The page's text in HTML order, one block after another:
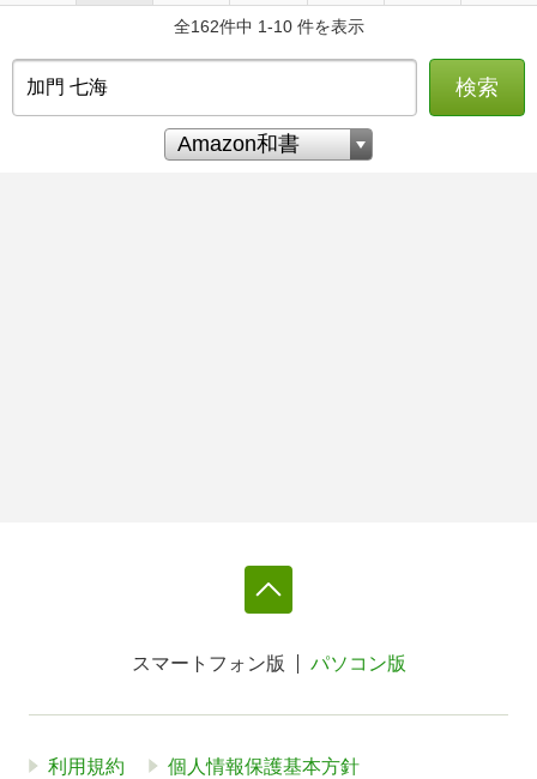
全162件中 1-10 件を表示
検索
スマートフォン版 パソコン版
利用規約 個人情報保護基本方針